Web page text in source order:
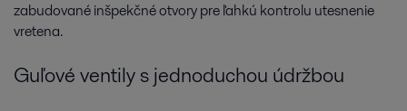
zabudované inšpekčné otvory pre ľahkú kontrolu utesnenie
vretena.
Guľové ventily s jednoduchou údržbou